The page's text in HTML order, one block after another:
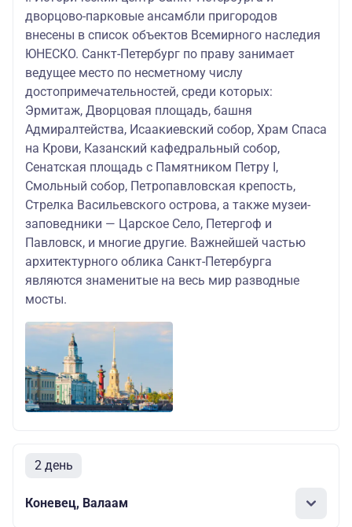
дворцово-парковые ансамбли пригородов
внесены в список объектов Всемирного наследия
ЮНЕСКО. Санкт-Петербург по праву занимает
ведущее место по несметному числу
достопримечательностей, среди которых:
Эрмитаж, Дворцовая площадь, башня
Адмиралтейства, Исаакиевский собор, Храм Спаса
на Крови, Казанский кафедральный собор,
Сенатская площадь с Памятником Петру I,
Смольный собор, Петропавловская крепость,
Стрелка Васильевского острова, а также музеи-
заповедники — Царское Село, Петергоф и
Павловск, и многие другие. Важнейшей частью
архитектурного облика Санкт-Петербурга
являются знаменитые на весь мир разводные
мосты.
2 день
Коневец, Валаам